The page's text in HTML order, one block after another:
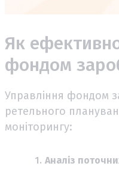
Як
фондом
Управління фондом
ретельного
моніторингу:
Аналіз